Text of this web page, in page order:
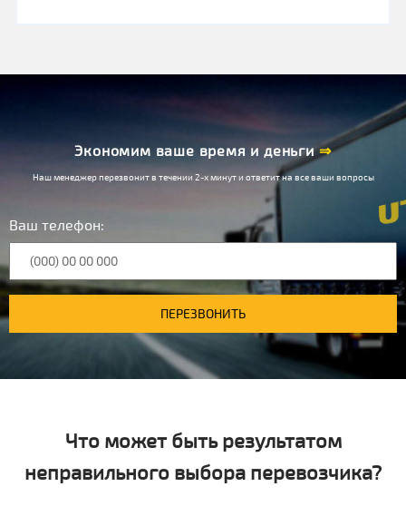
Экономим ваше время и деньги⇒
Наш менеджер перезвонит в течении 2-х минут и ответит на все ваши вопросы
Ваш телефон:
ПЕРЕЗВОНИТЬ
Что может быть результатом
неправильного выбора перевозчика?